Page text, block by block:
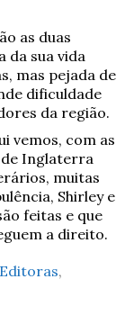
as duas
da sua vida
mas pejada de
dificuldade
da região.
vemos, com as
de Inglaterra
muitas
Shirley e
feitas e que
a direito.
,